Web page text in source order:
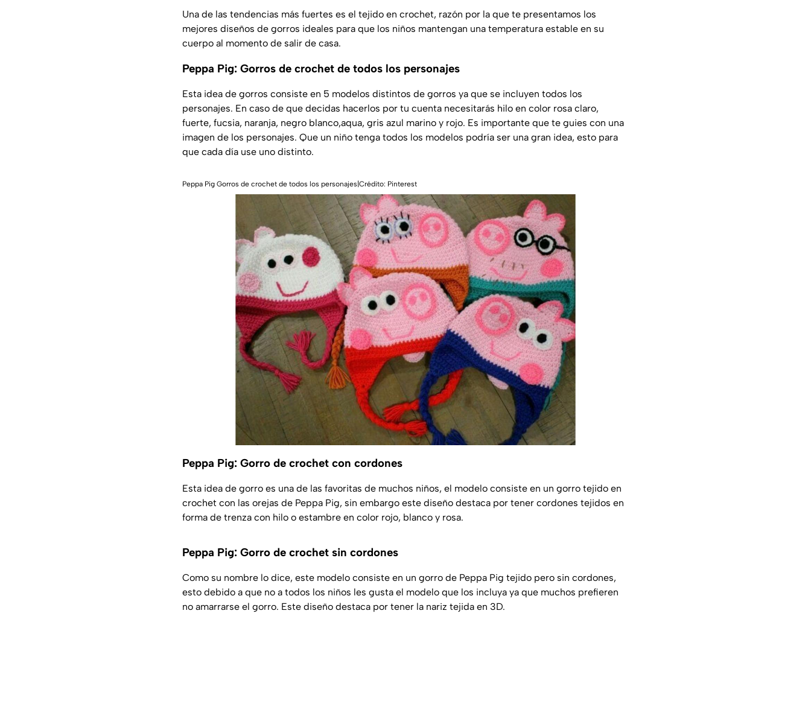
Una de las tendencias más fuertes es el tejido en crochet, razón por la que te presentamos los
mejores diseños de gorros ideales para que los niños mantengan una temperatura estable en su
cuerpo al momento de salir de casa.
Peppa Pig: Gorros de crochet de todos los personajes
Esta idea de gorros consiste en 5 modelos distintos de gorros ya que se incluyen todos los
personajes. En caso de que decidas hacerlos por tu cuenta necesitarás hilo en color rosa claro,
fuerte, fucsia, naranja, negro blanco,aqua, gris azul marino y rojo. Es importante que te guies con una
imagen de los personajes. Que un niño tenga todos los modelos podría ser una gran idea, esto para
que cada día use uno distinto.
Peppa Pig Gorros de crochet de todos los personajes|Crédito: Pinterest
Peppa Pig: Gorro de crochet con cordones
Esta idea de gorro es una de las favoritas de muchos niños, el modelo consiste en un gorro tejido en
crochet con las orejas de Peppa Pig, sin embargo este diseño destaca por tener cordones tejidos en
forma de trenza con hilo o estambre en color rojo, blanco y rosa.
Peppa Pig: Gorro de crochet sin cordones
Como su nombre lo dice, este modelo consiste en un gorro de Peppa Pig tejido pero sin cordones,
esto debido a que no a todos los niños les gusta el modelo que los incluya ya que muchos prefieren
no amarrarse el gorro. Este diseño destaca por tener la nariz tejida en 3D.